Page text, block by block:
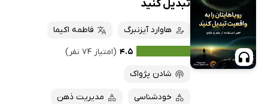
پرفروش‌ها
پربحث‌ها
کتاب‌های صوتی
کتاب‌های متنی
تبدیل کنید
هاوارد آیزنبرگ
فاطمه اکیما
۴.۵ (امتیاز ۷۴ نفر)
شادن پژواک
خودشناسی مدیریت ذهن